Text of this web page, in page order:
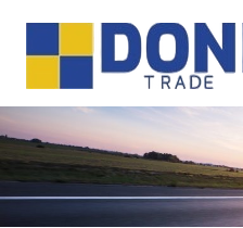
conținut